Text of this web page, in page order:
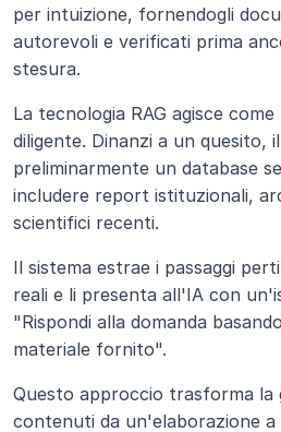
per intuizione, fornendogli
autorevoli e verificati prima
stesura.
La tecnologia RAG agisce
diligente. Dinanzi a un quesito,
preliminarmente un database
includere report istituzionali,
scientifici recenti.
Il sistema estrae i passaggi
reali e li presenta all'IA con
"Rispondi alla domanda
materiale fornito".
Questo approccio trasforma la
contenuti da un'elaborazione